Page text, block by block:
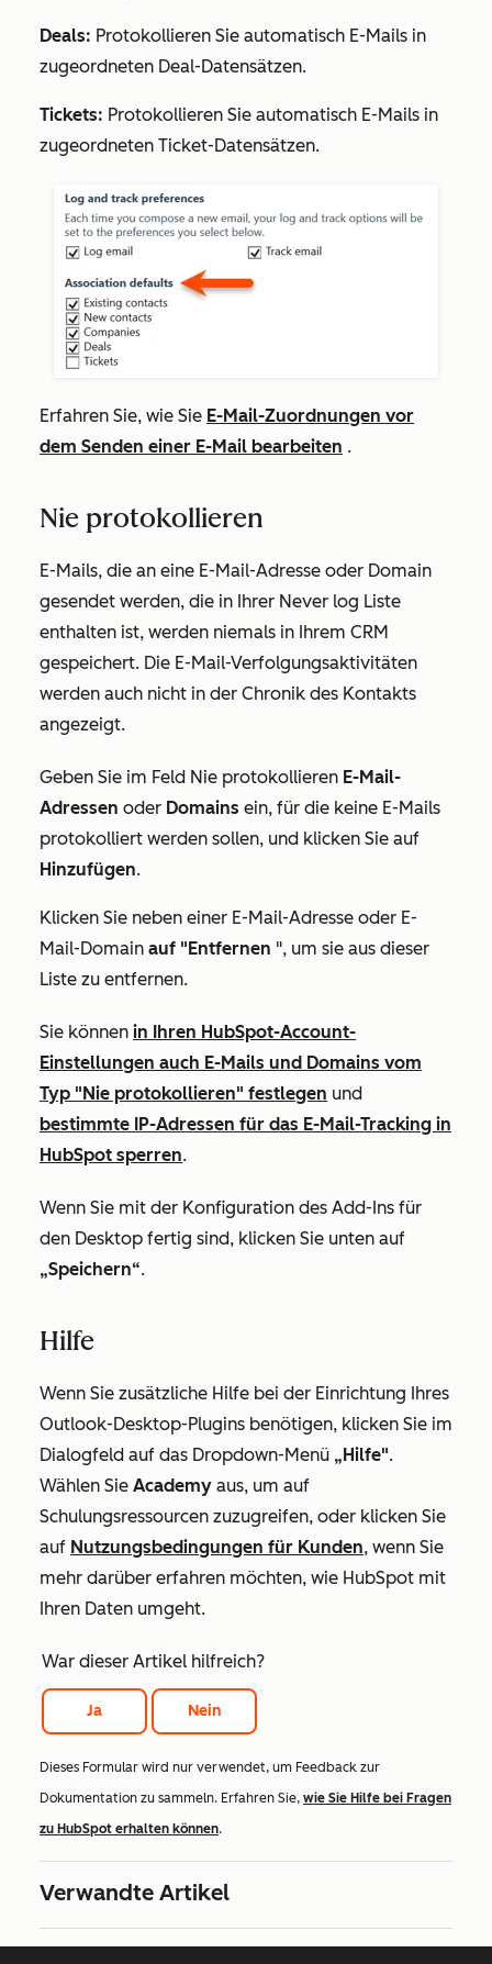
Deals: Protokollieren Sie automatisch E-Mails in
zugeordneten Deal-Datensätzen.
Tickets: Protokollieren Sie automatisch E-Mails in
zugeordneten Ticket-Datensätzen.
Erfahren Sie, wie Sie E-Mail-Zuordnungen vor
dem Senden einer E-Mail bearbeiten .
Nie protokollieren
E-Mails, die an eine E-Mail-Adresse oder Domain
gesendet werden, die in Ihrer Never log Liste
enthalten ist, werden niemals in Ihrem CRM
gespeichert. Die E-Mail-Verfolgungsaktivitäten
werden auch nicht in der Chronik des Kontakts
angezeigt.
Geben Sie im Feld Nie protokollieren E-Mail-
Adressen oder Domains ein, für die keine E-Mails
protokolliert werden sollen, und klicken Sie auf
Hinzufügen.
Klicken Sie neben einer E-Mail-Adresse oder E-
Mail-Domain auf "Entfernen ", um sie aus dieser
Liste zu entfernen.
Sie können in Ihren HubSpot-Account-
Einstellungen auch E-Mails und Domains vom
Typ "Nie protokollieren" festlegen und
bestimmte IP-Adressen für das E-Mail-Tracking in
HubSpot sperren.
Wenn Sie mit der Konfiguration des Add-Ins für
den Desktop fertig sind, klicken Sie unten auf
„Speichern“.
Hilfe
Wenn Sie zusätzliche Hilfe bei der Einrichtung Ihres
Outlook-Desktop-Plugins benötigen, klicken Sie im
Dialogfeld auf das Dropdown-Menü „Hilfe".
Wählen Sie Academy aus, um auf
Schulungsressourcen zuzugreifen, oder klicken Sie
auf Nutzungsbedingungen für Kunden, wenn Sie
mehr darüber erfahren möchten, wie HubSpot mit
Ihren Daten umgeht.
War dieser Artikel hilfreich?
Ja Nein
Dieses Formular wird nur verwendet, um Feedback zur
Dokumentation zu sammeln. Erfahren Sie, wie Sie Hilfe bei Fragen
zu HubSpot erhalten können.
Verwandte Artikel